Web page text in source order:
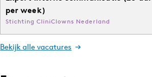
per week)
Stichting CliniClowns Nederland
Bekijk alle vacatures